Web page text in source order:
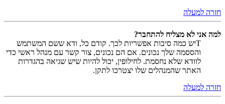
חזרה למעלה
למה אני לא מצליח להתחבר?
Tיש כמה סיבות אפשריות לכך. קודם כל, ודא ששם המשתמש
והססמה שלך נכונים. אם הם נכונים, צור קשר עם מנהל ראשי כדי
לוודא שלא נחסמת. לחילופין, יכול להיות שיש שגיאה בהגדרות
האתר שהמנהלים שלו יצטרכו לתקן.
חזרה למעלה